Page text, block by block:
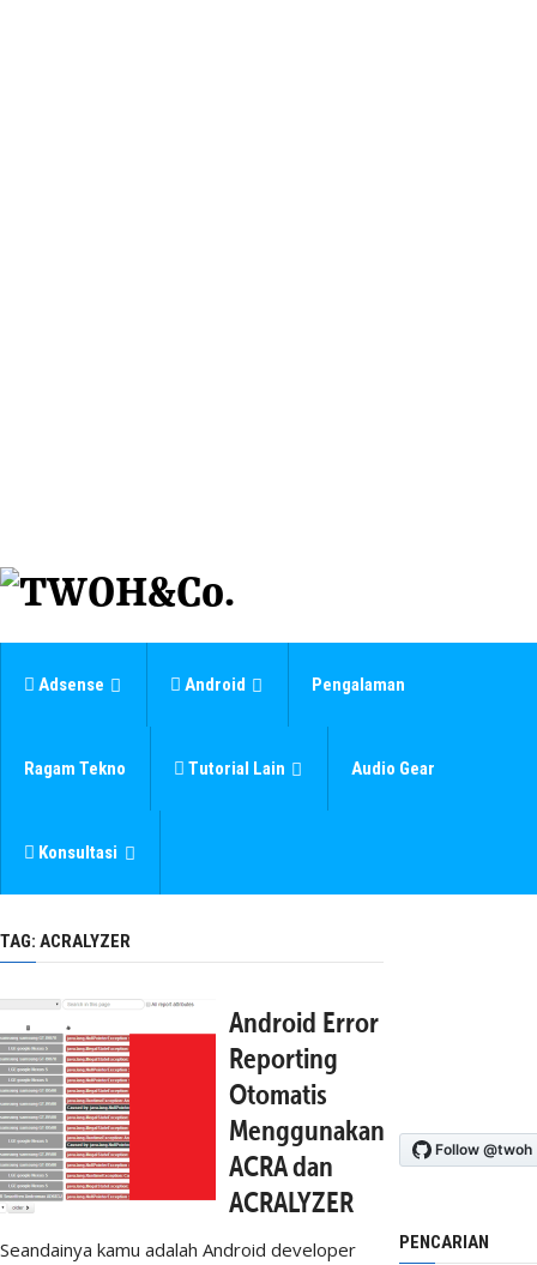
Adsense Android Pengalaman
Ragam Tekno Tutorial Lain Audio Gear
Konsultasi
TAG: ACRALYZER
Android Error
Reporting
Otomatis
Menggunakan
ACRA dan
ACRALYZER
Seandainya kamu adalah Android developer
PENCARIAN